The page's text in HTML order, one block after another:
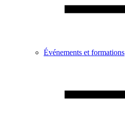
Événements et formations